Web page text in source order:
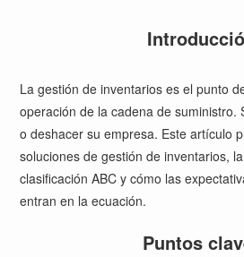
La gestión de inventarios es el punto
operación de la cadena de suministro.
o deshacer su empresa. Este artículo
soluciones de gestión de inventarios,
clasificación ABC y cómo las
entran en la ecuación.
Puntos